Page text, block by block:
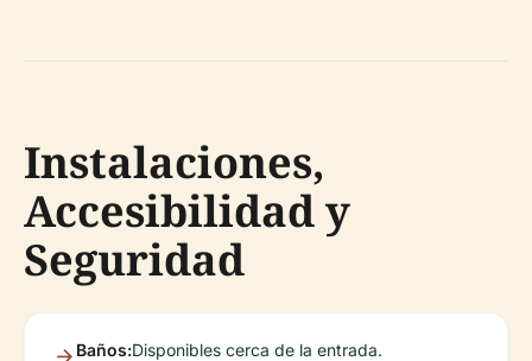
Instalaciones,
Accesibilidad y
Seguridad
Baños:Disponibles cerca de la entrada.